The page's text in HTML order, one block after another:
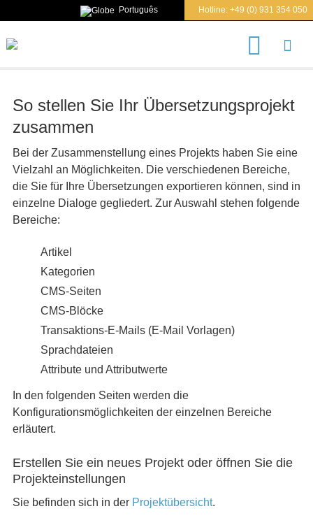
Hotline: +49 (0) 931 354 050
Português
n
h
So stellen Sie Ihr Übersetzungsprojekt
zusammen
Bei der Zusammenstellung eines Projekts haben Sie eine
Vielzahl an Möglichkeiten. Die verschiedenen Bereiche,
die Sie für Ihre Übersetzungen exportieren können, sind in
einzelne Dialoge gegliedert. Zur Auswahl stehen folgende
Bereiche:
Artikel
Kategorien
CMS-Seiten
CMS-Blöcke
Transaktions-E-Mails (E-Mail Vorlagen)
Sprachdateien
Attribute und Attributwerte
In den folgenden Seiten werden die
Konfigurationsmöglichkeiten der einzelnen Bereiche
erläutert.
Erstellen Sie ein neues Projekt oder öffnen Sie die
Projekteinstellungen
Sie befinden sich in der Projektübersicht.